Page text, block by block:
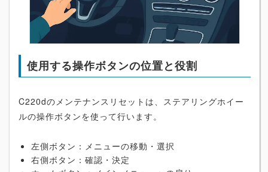
使用する操作ボタンの位置と役割
C220dのメンテナンスリセットは、ステアリングホイー
ルの操作ボタンを使って行います。
左側ボタン：メニューの移動・選択
右側ボタン：確認・決定